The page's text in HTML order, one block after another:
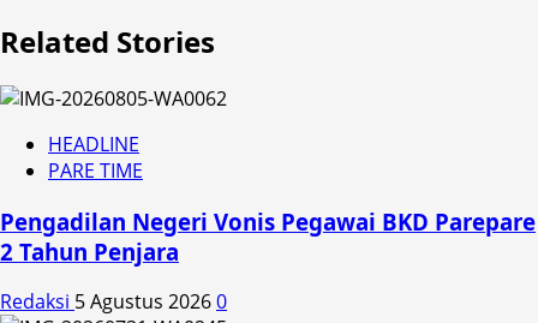
Related Stories
HEADLINE
PARE TIME
Pengadilan Negeri Vonis Pegawai BKD Parepare
2 Tahun Penjara
Redaksi 5 Agustus 20260